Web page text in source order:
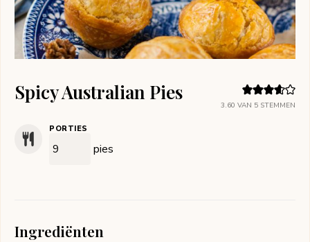
3.60 VAN 5 STEMMEN
Spicy Australian Pies
PORTIES
pies
Ingrediënten